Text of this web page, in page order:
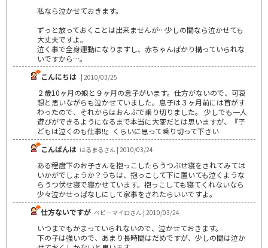
私なら泣かせておきます。
ずっと放っておくことは出来ませんが…少しの間なら泣かせても
大丈夫ですよ。
泣く事で全身運動になりますし、赤ちゃんばかり構っていられな
いですから…。
こんにちは | 2010/03/25
２歳10ヶ月の娘と９ヶ月の息子がいます。仕方がないので、可哀
想と思いながらも泣かせていました。息子は３ヶ月前には首がす
わったので、それからはおんぶで乗り切りました。 少しでも一人
遊びができるようになるまで本当に大変だとは思いますが、『子
どもは泣くのも仕事!!』くらいに思って乗り切って下さい
こんばんは はるまるさん | 2010/03/24
ある程度下のお子さんを抱っこしたらうつぶせ寝をされてみては
いかがでしょうか？うちは、抱っこして下に置いても泣くような
らうつ伏せ寝で寝かせています。抱っこしても寝てくれないなら
少々泣かせっぱなしにして家事をされたらいいですよ。
仕方ないですが ベビーマイロさん | 2010/03/24
いつまでもかまっていられないので、泣かせておきます。
下の子は強いので、あまり長時間はだめですが、少しの間は泣か